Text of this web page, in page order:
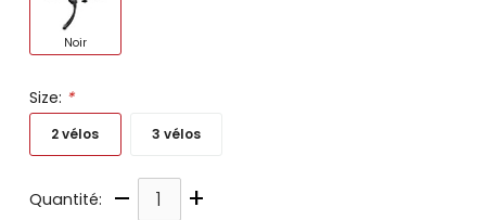
Noir
Size: *
2 vélos 3 vélos
Quantité: – +